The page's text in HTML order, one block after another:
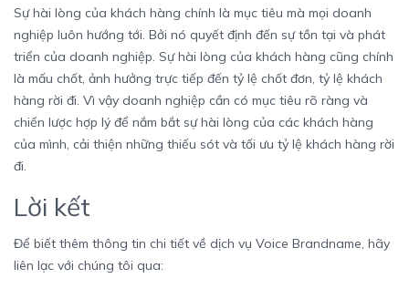
Sự hài lòng của khách hàng chính là mục tiêu mà mọi doanh
nghiệp luôn hướng tới. Bởi nó quyết định đến sự tồn tại và phát
triển của doanh nghiệp. Sự hài lòng của khách hàng cũng chính
là mấu chốt, ảnh hưởng trực tiếp đến tỷ lệ chốt đơn, tỷ lệ khách
hàng rời đi. Vì vậy doanh nghiệp cần có mục tiêu rõ ràng và
chiến lược hợp lý để nắm bắt sự hài lòng của các khách hàng
của mình, cải thiện những thiếu sót và tối ưu tỷ lệ khách hàng rời
đi.
Lời kết
Để biết thêm thông tin chi tiết về dịch vụ Voice Brandname, hãy
liên lạc với chúng tôi qua: